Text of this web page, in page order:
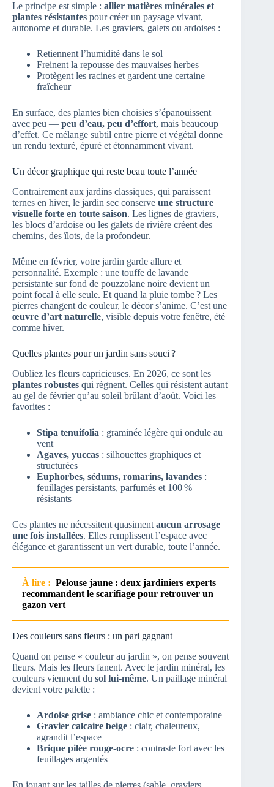
Le principe est simple : allier matières minérales et
plantes résistantes pour créer un paysage vivant,
autonome et durable. Les graviers, galets ou ardoises :
Retiennent l’humidité dans le sol
Freinent la repousse des mauvaises herbes
Protègent les racines et gardent une certaine
fraîcheur
En surface, des plantes bien choisies s’épanouissent
avec peu — peu d’eau, peu d’effort, mais beaucoup
d’effet. Ce mélange subtil entre pierre et végétal donne
un rendu texturé, épuré et étonnamment vivant.
Un décor graphique qui reste beau toute l’année
Contrairement aux jardins classiques, qui paraissent
ternes en hiver, le jardin sec conserve une structure
visuelle forte en toute saison. Les lignes de graviers,
les blocs d’ardoise ou les galets de rivière créent des
chemins, des îlots, de la profondeur.
Même en février, votre jardin garde allure et
personnalité. Exemple : une touffe de lavande
persistante sur fond de pouzzolane noire devient un
point focal à elle seule. Et quand la pluie tombe ? Les
pierres changent de couleur, le décor s’anime. C’est une
œuvre d’art naturelle, visible depuis votre fenêtre, été
comme hiver.
Quelles plantes pour un jardin sans souci ?
Oubliez les fleurs capricieuses. En 2026, ce sont les
plantes robustes qui règnent. Celles qui résistent autant
au gel de février qu’au soleil brûlant d’août. Voici les
favorites :
Stipa tenuifolia : graminée légère qui ondule au
vent
Agaves, yuccas : silhouettes graphiques et
structurées
Euphorbes, sédums, romarins, lavandes :
feuillages persistants, parfumés et 100 %
résistants
Ces plantes ne nécessitent quasiment aucun arrosage
une fois installées. Elles remplissent l’espace avec
élégance et garantissent un vert durable, toute l’année.
À lire : Pelouse jaune : deux jardiniers experts
recommandent le scarifiage pour retrouver un
gazon vert
Des couleurs sans fleurs : un pari gagnant
Quand on pense « couleur au jardin », on pense souvent
fleurs. Mais les fleurs fanent. Avec le jardin minéral, les
couleurs viennent du sol lui-même. Un paillage minéral
devient votre palette :
Ardoise grise : ambiance chic et contemporaine
Gravier calcaire beige : clair, chaleureux,
agrandit l’espace
Brique pilée rouge-ocre : contraste fort avec les
feuillages argentés
En jouant sur les tailles de pierres (sable, graviers,